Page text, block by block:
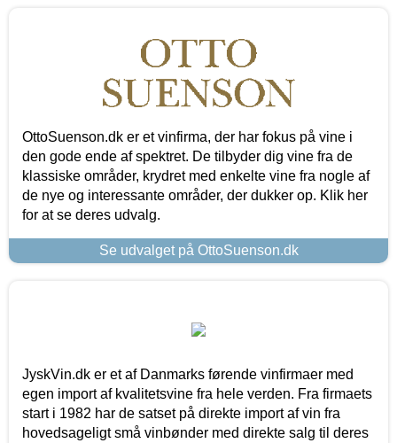
OttoSuenson.dk er et vinfirma, der har fokus på vine i
den gode ende af spektret. De tilbyder dig vine fra de
klassiske områder, krydret med enkelte vine fra nogle af
de nye og interessante områder, der dukker op. Klik her
for at se deres udvalg.
Se udvalget på OttoSuenson.dk
JyskVin.dk er et af Danmarks førende vinfirmaer med
egen import af kvalitetsvine fra hele verden. Fra firmaets
start i 1982 har de satset på direkte import af vin fra
hovedsageligt små vinbønder med direkte salg til deres